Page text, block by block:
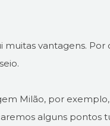
vantagens.
Milão, por
alguns pontos